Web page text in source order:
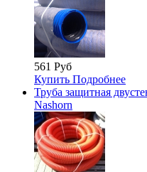
561 Руб
Купить Подробнее
Труба защитная
Nashorn